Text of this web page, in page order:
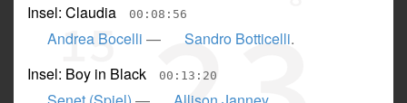
Insel: Claudia 00:08:56
Andrea Bocelli — Sandro Botticelli.
Insel: Boy in Black
00:13:20